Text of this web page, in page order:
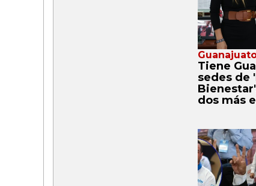
Tiene
sedes de
dos más